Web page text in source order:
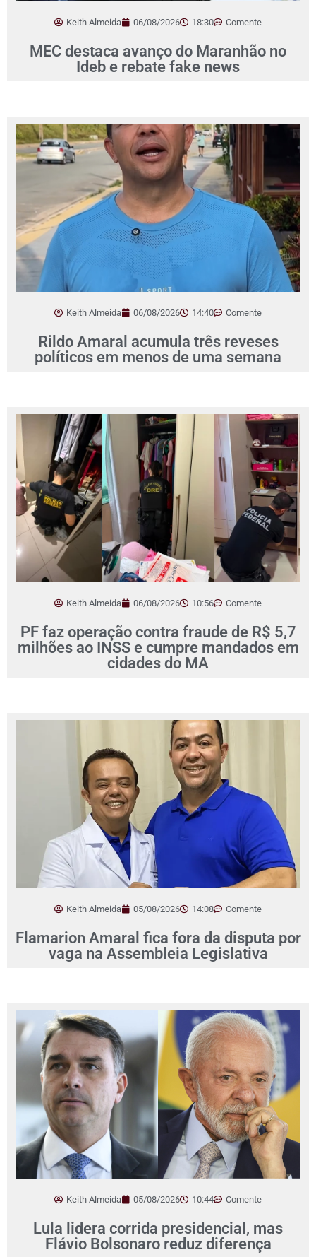
Keith Almeida 06/08/2026 18:30 Comente
MEC destaca avanço do Maranhão no
Ideb e rebate fake news
Keith Almeida 06/08/2026 14:40 Comente
Rildo Amaral acumula três reveses
políticos em menos de uma semana
Keith Almeida 06/08/2026 10:56 Comente
PF faz operação contra fraude de R$ 5,7
milhões ao INSS e cumpre mandados em
cidades do MA
Keith Almeida 05/08/2026 14:08 Comente
Flamarion Amaral fica fora da disputa por
vaga na Assembleia Legislativa
Keith Almeida 05/08/2026 10:44 Comente
Lula lidera corrida presidencial, mas
Flávio Bolsonaro reduz diferença